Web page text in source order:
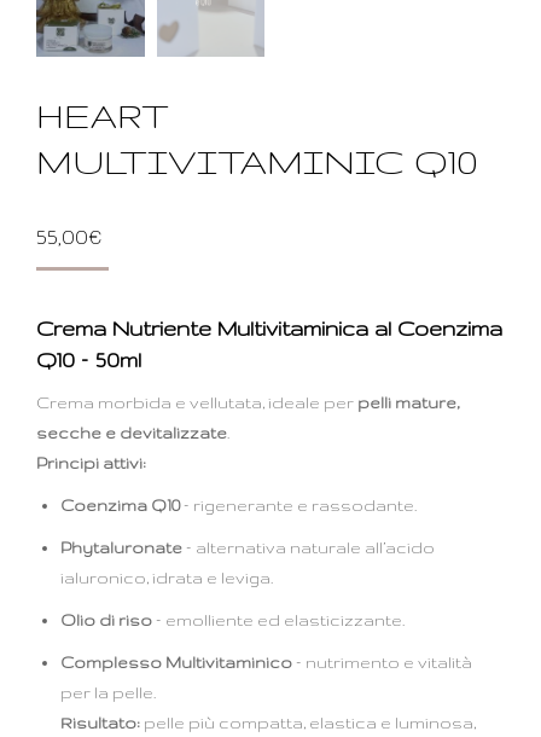
HEART
MULTIVITAMINIC Q10
55,00€
Crema Nutriente Multivitaminica al Coenzima
Q10 – 50ml
Crema morbida e vellutata, ideale per pelli mature,
secche e devitalizzate
Principi attivi:
Coenzima Q10– rigenerante e rassodante.
Phytaluronate – alternativa naturale all’acido
ialuronico, idrata e leviga.
Olio di riso – emolliente ed elasticizzante.
Complesso Multivitaminico – nutrimento e vitalità
per la pelle.
Risultato: pelle più compatta, elastica e luminosa,